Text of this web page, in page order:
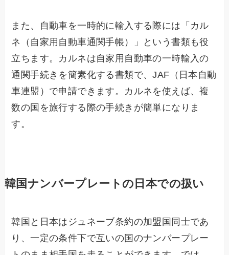
また、自動車を一時的に輸入する際には「カル
ネ（自家用自動車通関手帳）」という書類も役
立ちます。カルネは自家用自動車の一時輸入の
通関手続きを簡素化する書類で、JAF（日本自動
車連盟）で申請できます。カルネを使えば、複
数の国を旅行する際の手続きが簡単になりま
す。
韓国ナンバープレートの日本での扱い
韓国と日本はジュネーブ条約の加盟国同士であ
り、一定の条件下で互いの国のナンバープレー